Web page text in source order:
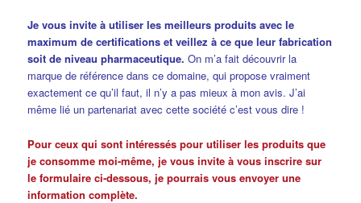
Je vous invite à utiliser les meilleurs produits avec le
maximum de certifications et veillez à ce que leur fabrication
soit de niveau pharmaceutique. On m’a fait découvrir la
marque de référence dans ce domaine, qui propose vraiment
exactement ce qu’il faut, il n’y a pas mieux à mon avis. J’ai
même lié un partenariat avec cette société c’est vous dire !
Pour ceux qui sont intéressés pour utiliser les produits que
je consomme moi-même, je vous invite à vous inscrire sur
le formulaire ci-dessous, je pourrais vous envoyer une
information complète.